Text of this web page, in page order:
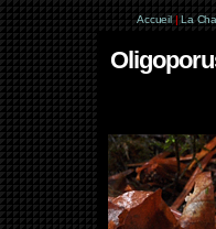
Accueil | La